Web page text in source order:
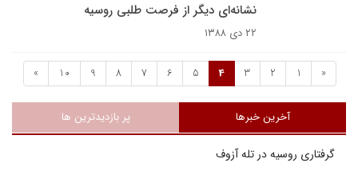
نشانه‌ای دیگر از فرصت طلبی روسیه
۲۲ دی ۱۳۸۸
«
1
2
3
4
5
6
7
8
9
10
»
آخرین خبرها پر بازدیدترین ها
گرفتاری روسیه در تله آزوف